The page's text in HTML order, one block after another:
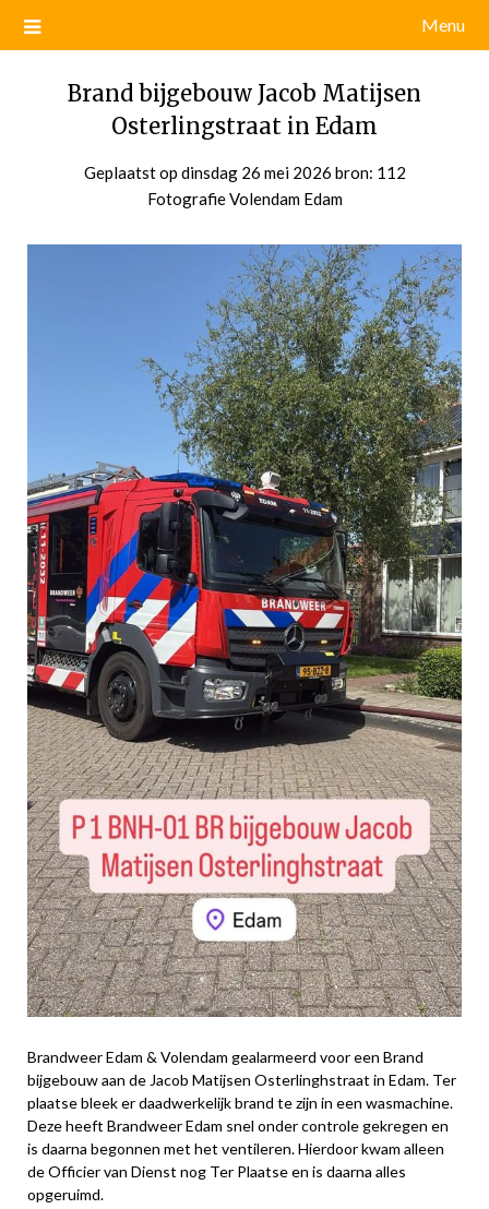
Menu
Brand bijgebouw Jacob Matijsen
Osterlingstraat in Edam
Geplaatst op dinsdag 26 mei 2026 door
admin
bron: 112
Fotografie Volendam Edam
Brandweer Edam & Volendam gealarmeerd voor een Brand
bijgebouw aan de Jacob Matijsen Osterlinghstraat in Edam. Ter
plaatse bleek er daadwerkelijk brand te zijn in een wasmachine.
Deze heeft Brandweer Edam snel onder controle gekregen en
is daarna begonnen met het ventileren. Hierdoor kwam alleen
de Officier van Dienst nog Ter Plaatse en is daarna alles
opgeruimd.